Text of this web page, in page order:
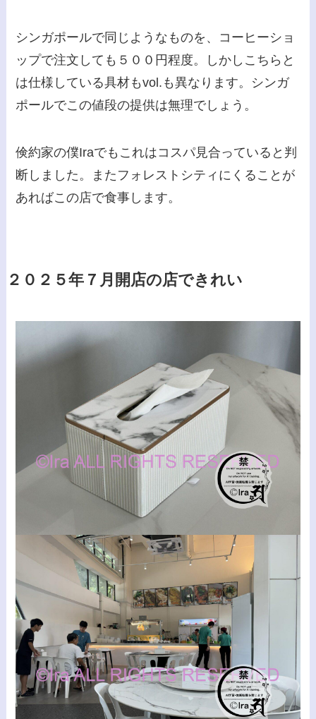
シンガポールで同じようなものを、コーヒーショ
ップで注文しても５００円程度。しかしこちらと
は仕様している具材もvol.も異なります。シンガ
ポールでこの値段の提供は無理でしょう。
倹約家の僕Iraでもこれはコスパ見合っていると判
断しました。またフォレストシティにくることが
あればこの店で食事します。
２０２５年７月開店の店できれい